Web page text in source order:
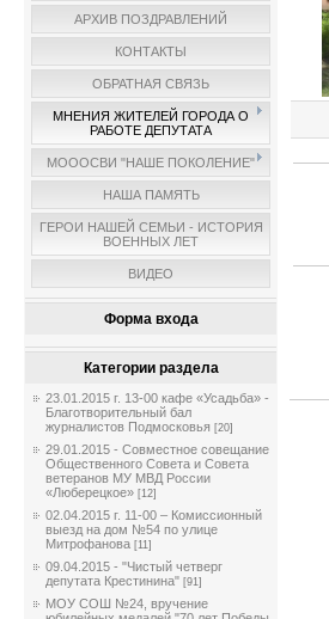
АРХИВ ПОЗДРАВЛЕНИЙ
КОНТАКТЫ
ОБРАТНАЯ СВЯЗЬ
МНЕНИЯ ЖИТЕЛЕЙ ГОРОДА О
РАБОТЕ ДЕПУТАТА
МОООСВИ "НАШЕ ПОКОЛЕНИЕ"
НАША ПАМЯТЬ
ГЕРОИ НАШЕЙ СЕМЬИ - ИСТОРИЯ
ВОЕННЫХ ЛЕТ
ВИДЕО
Форма входа
Категории раздела
23.01.2015 г. 13-00 кафе «Усадьба» -
Благотворительный бал
журналистов Подмосковья [20]
29.01.2015 - Совместное совещание
Общественного Совета и Совета
ветеранов МУ МВД России
«Люберецкое» [12]
02.04.2015 г. 11-00 – Комиссионный
выезд на дом №54 по улице
Митрофанова [11]
09.04.2015 - "Чистый четверг
депутата Крестинина" [91]
МОУ СОШ №24, вручение